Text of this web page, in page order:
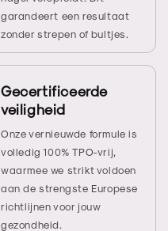
garandeert een resultaat
zonder strepen of bultjes.
Gecertificeerde
veiligheid
Onze vernieuwde formule is
volledig 100% TPO-vrij,
waarmee we strikt voldoen
aan de strengste Europese
richtlijnen voor jouw
gezondheid.